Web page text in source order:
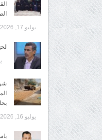
يوليو 17, 2026
يوليو 16, 2026